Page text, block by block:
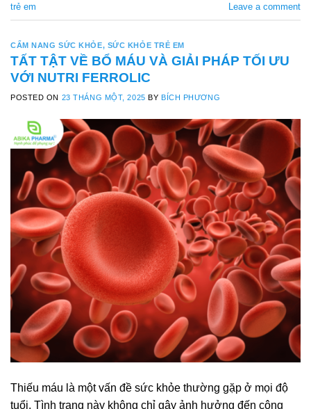
trẻ em
Leave a comment
CẨM NANG SỨC KHỎE, SỨC KHỎE TRẺ EM
TẤT TẬT VỀ BỔ MÁU VÀ GIẢI PHÁP TỐI ƯU
VỚI NUTRI FERROLIC
POSTED ON 23 THÁNG MỘT, 2025 BY BÍCH PHƯƠNG
Thiếu máu là một vấn đề sức khỏe thường gặp ở mọi độ
tuổi. Tình trạng này không chỉ gây ảnh hưởng đến công